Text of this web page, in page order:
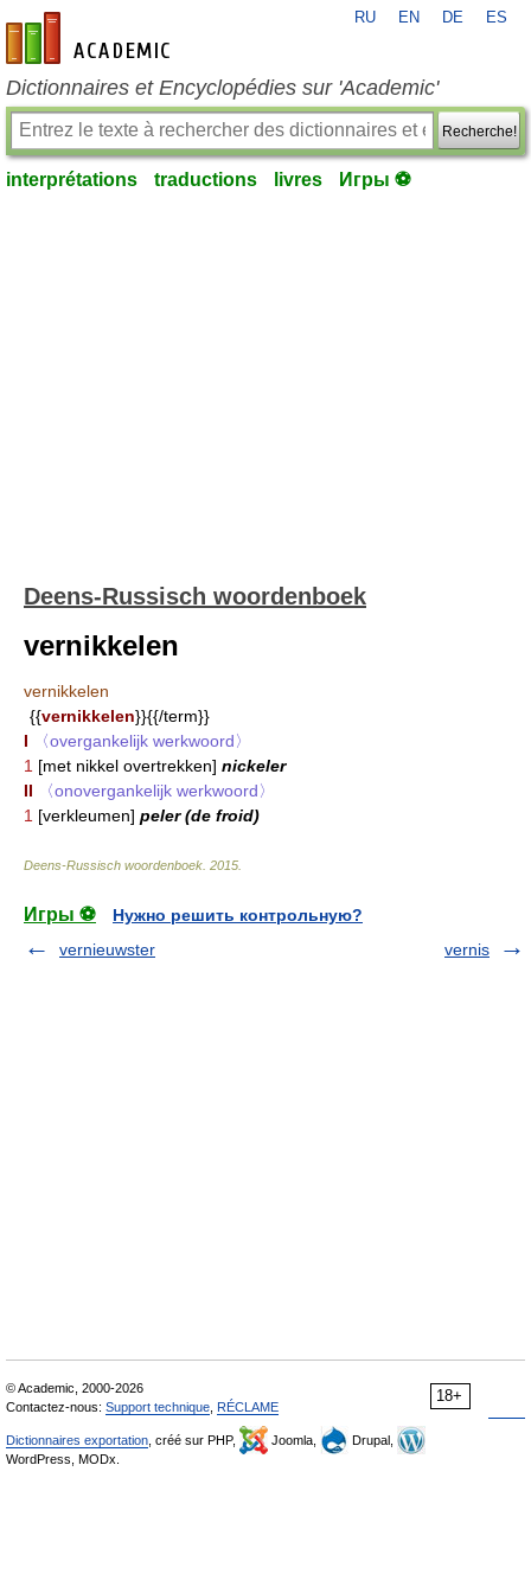
fr-academic.com
RU EN DE ES
Dictionnaires et Encyclopédies sur 'Academic'
Recherche!
interprétations traductions livres Игры ⚽
Deens-Russisch woordenboek
vernikkelen
vernikkelen
{{vernikkelen}}{{/term}}
I
〈overgankelijk werkwoord〉
1 [met nikkel overtrekken] nickeler
II
〈onovergankelijk werkwoord〉
1 [verkleumen] peler (de froid)
Deens-Russisch woordenboek 2015
Игры ⚽
Нужно решить контрольную?
vernieuwster
vernis
18+
© Academic, 2000-2026
Contactez-nous: Support technique RÉCLAME
Dictionnaires exportation , créé sur PHP, Joomla,
Drupal,
WordPress, MODx.